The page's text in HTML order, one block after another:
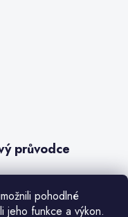
pohodlné
jeho funkce a výkon.
průvodce